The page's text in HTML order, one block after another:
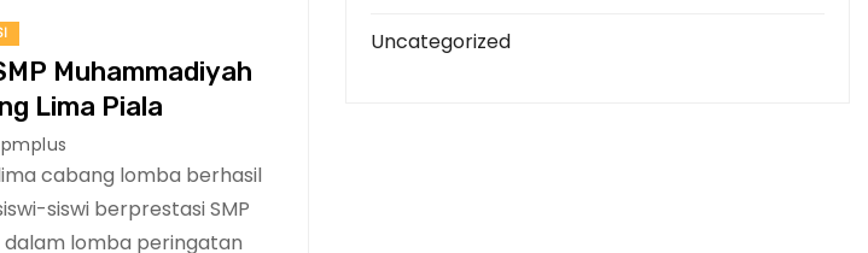
Muhammadiyah
Lima Piala
cabang lomba berhasil
siswi berprestasi SMP
dalam lomba peringatan
Uncategorized